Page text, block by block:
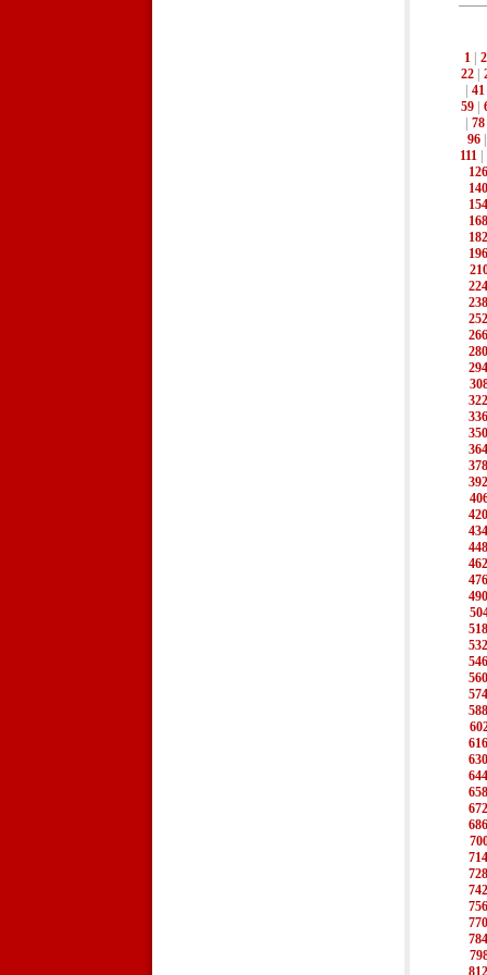
1
2
22|
41
59|
78
96
111|
126
140
154
168
182
196
224
238
252
266
280
294
322
336
350
364
378
392
420
434
448
462
476
490
518
532
546
560
574
588
616
630
644
658
672
686
714
728
742
756
770
784
812